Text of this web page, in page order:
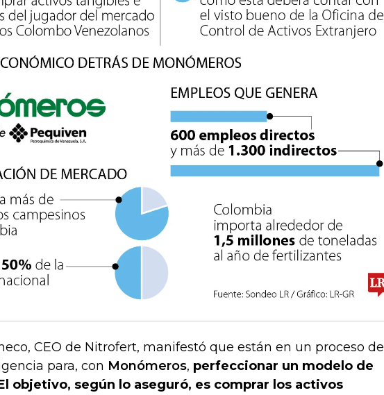
CEO de Nitrofert, manifestó que están en un proceso de
para, con Monómeros, perfeccionar un modelo de
objetivo, según lo aseguró, es comprar los activos